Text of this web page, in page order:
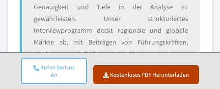
Rufen Sie Uns
An
Kostenloses PDF Herunterladen
Genauigkeit und Tiefe in der Analyse zu
gewährleisten. Unser strukturiertes
Interviewprogramm deckt regionale und globale
Märkte ab, mit Beiträgen von Führungskräften,
Direktoren und Fachexperten. Diese Interaktionen
bieten strategische, operative und technische
Perspektiven und ermöglichen umfassende Einblicke